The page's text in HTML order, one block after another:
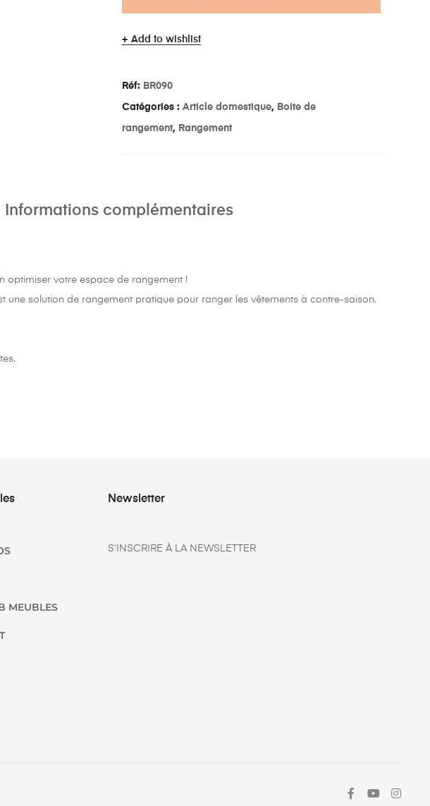
Add to wishlist
Réf: BR090
Catégories : Article domestique, Boite de
rangement, Rangement
Informations complémentaires
optimiser votre espace de rangement !
une solution de rangement pratique pour ranger les vêtements à contre-saison.
MEUBLES
Newsletter
S’INSCRIRE À LA NEWSLETTER